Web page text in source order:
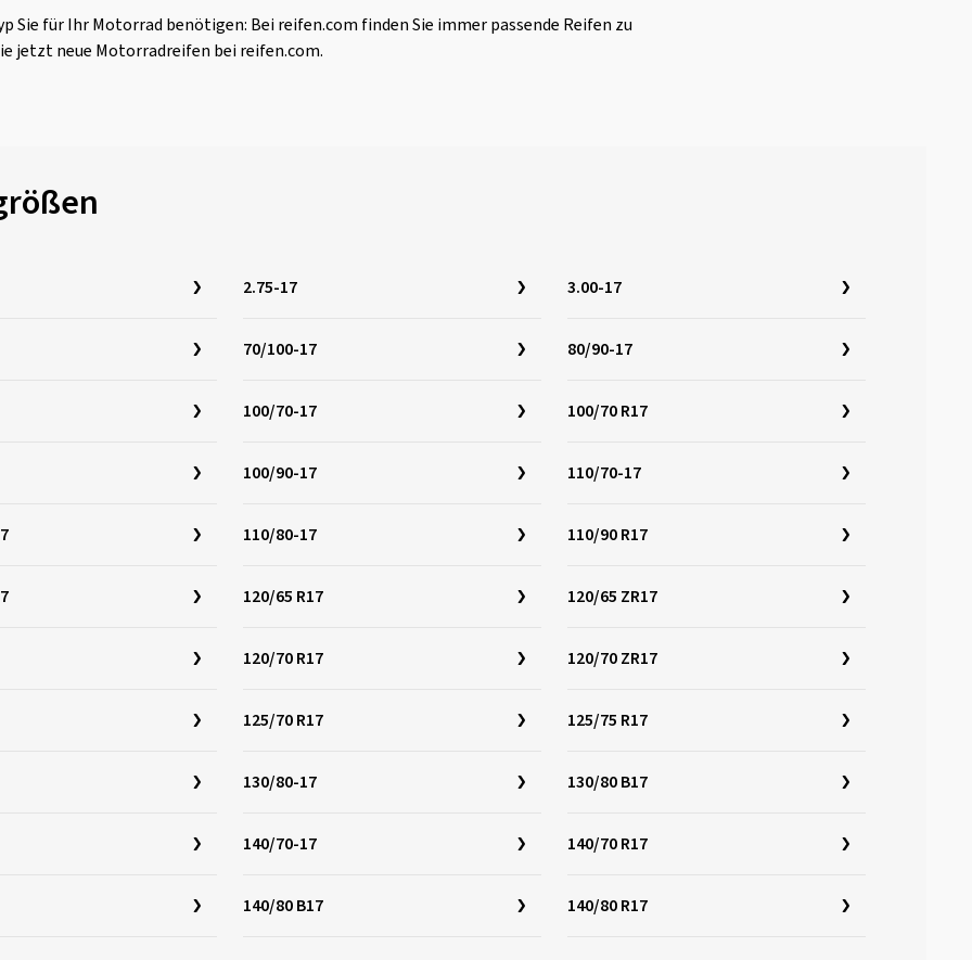
Sie für Ihr Motorrad benötigen: Bei reifen.com finden Sie immer passende Reifen zu
jetzt neue Motorradreifen bei reifen.com.
2.75-17 3.00-17
70/100-17 80/90-17
100/70-17 100/70 R17
100/90-17 110/70-17
110/80-17 110/90 R17
120/65 R17 120/65 ZR17
120/70 R17 120/70 ZR17
125/70 R17 125/75 R17
130/80-17 130/80 B17
140/70-17 140/70 R17
140/80 B17 140/80 R17